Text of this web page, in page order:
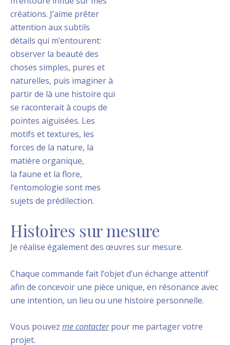
créations. J’aime prêter
attention aux subtils
détails qui m’entourent:
observer la beauté des
choses simples, pures et
naturelles, puis imaginer à
partir de là une histoire qui
se raconterait à coups de
pointes aiguisées. Les
motifs et textures, les
forces de la nature, la
matière organique,
la faune et la flore,
l’entomologie sont mes
sujets de prédilection.
Histoires sur mesure
Je réalise également des œuvres sur mesure.
Chaque commande fait l’objet d’un échange attentif
afin de concevoir une pièce unique, en résonance avec
une intention, un lieu ou une histoire personnelle.
Vous pouvez me contacterpour me partager votre
projet.